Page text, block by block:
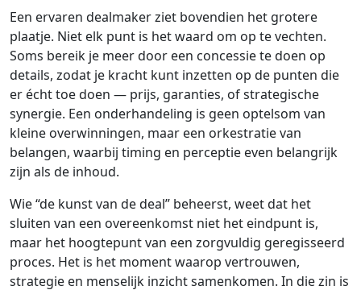
Een ervaren dealmaker ziet bovendien het grotere
plaatje. Niet elk punt is het waard om op te vechten.
Soms bereik je meer door een concessie te doen op
details, zodat je kracht kunt inzetten op de punten die
er écht toe doen — prijs, garanties, of strategische
synergie. Een onderhandeling is geen optelsom van
kleine overwinningen, maar een orkestratie van
belangen, waarbij timing en perceptie even belangrijk
zijn als de inhoud.
Wie “de kunst van de deal” beheerst, weet dat het
sluiten van een overeenkomst niet het eindpunt is,
maar het hoogtepunt van een zorgvuldig geregisseerd
proces. Het is het moment waarop vertrouwen,
strategie en menselijk inzicht samenkomen. In die zin is